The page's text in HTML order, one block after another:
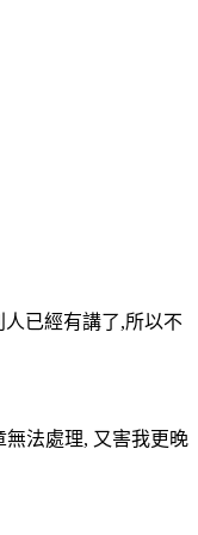
已經有講了,所以不
無法處理, 又害我更晚